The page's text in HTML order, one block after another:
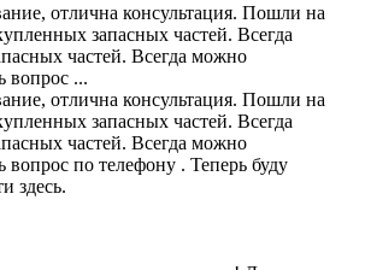
отлична консультация. Пошли на
запасных частей. Всегда
частей. Всегда можно
вопрос ...
отлична консультация. Пошли на
запасных частей. Всегда
частей. Всегда можно
вопрос по телефону . Теперь буду
здесь.